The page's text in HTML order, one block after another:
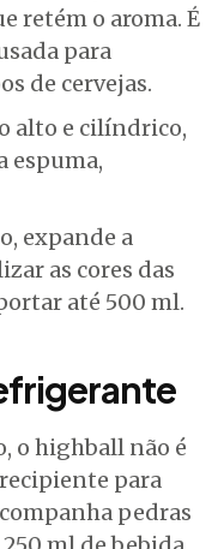
retém o aroma. É
para
de cervejas.
alto e cilíndrico,
espuma,
expande a
as cores das
até 500 ml.
o highball não é
para
pedras